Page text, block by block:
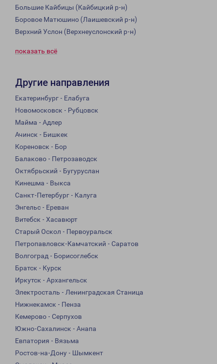
Большие Кайбицы (Кайбицкий р-н)
Боровое Матюшино (Лаишевский р-н)
Верхний Услон (Верхнеуслонский р-н)
показать всё
Другие направления
Екатеринбург - Елабуга
Новомосковск - Рубцовск
Майма - Адлер
Ачинск - Бишкек
Кореновск - Бор
Балаково - Петрозаводск
Октябрьский - Бугуруслан
Кинешма - Выкса
Санкт-Петербург - Калуга
Энгельс - Ереван
Витебск - Хасавюрт
Старый Оскол - Первоуральск
Петропавловск-Камчатский - Саратов
Волгоград - Борисоглебск
Братск - Курск
Иркутск - Архангельск
Электросталь - Ленинградская Станица
Нижнекамск - Пенза
Кемерово - Серпухов
Южно-Сахалинск - Анапа
Евпатория - Вязьма
Ростов-на-Дону - Шымкент